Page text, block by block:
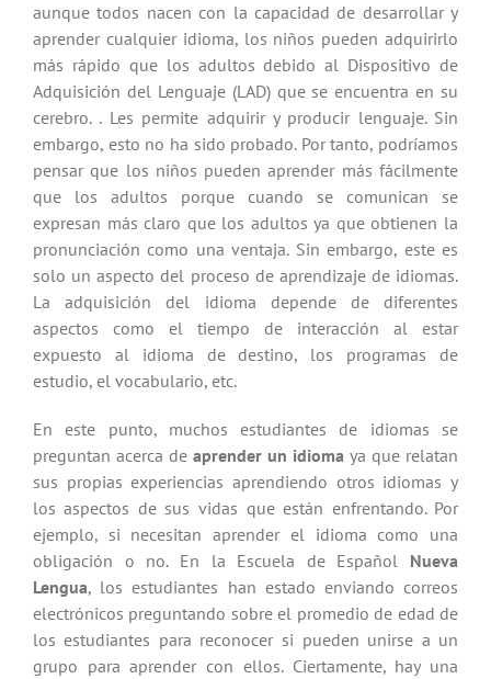
aunque todos nacen con la capacidad de desarrollar y
aprender cualquier idioma, los niños pueden adquirirlo
más rápido que los adultos debido al Dispositivo de
Adquisición del Lenguaje (LAD) que se encuentra en su
cerebro. . Les permite adquirir y producir lenguaje. Sin
embargo, esto no ha sido probado. Por tanto, podríamos
pensar que los niños pueden aprender más fácilmente
que los adultos porque cuando se comunican se
expresan más claro que los adultos ya que obtienen la
pronunciación como una ventaja. Sin embargo, este es
solo un aspecto del proceso de aprendizaje de idiomas.
La adquisición del idioma depende de diferentes
aspectos como el tiempo de interacción al estar
expuesto al idioma de destino, los programas de
estudio, el vocabulario, etc.
En este punto, muchos estudiantes de idiomas se
preguntan acerca de aprender un idioma ya que relatan
sus propias experiencias aprendiendo otros idiomas y
los aspectos de sus vidas que están enfrentando. Por
ejemplo, si necesitan aprender el idioma como una
obligación o no. En la Escuela de Español Nueva
Lengua, los estudiantes han estado enviando correos
electrónicos preguntando sobre el promedio de edad de
los estudiantes para reconocer si pueden unirse a un
grupo para aprender con ellos. Ciertamente, hay una